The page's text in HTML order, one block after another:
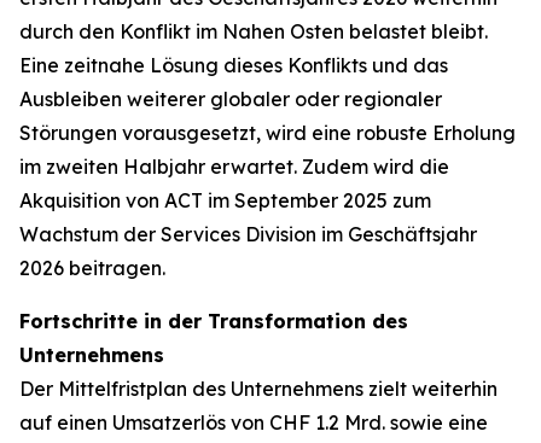
durch den Konflikt im Nahen Osten belastet bleibt.
Eine zeitnahe Lösung dieses Konflikts und das
Ausbleiben weiterer globaler oder regionaler
Störungen vorausgesetzt, wird eine robuste Erholung
im zweiten Halbjahr erwartet. Zudem wird die
Akquisition von ACT im September 2025 zum
Wachstum der Services Division im Geschäftsjahr
2026 beitragen.
Fortschritte in der Transformation des
Unternehmens
Der Mittelfristplan des Unternehmens zielt weiterhin
auf einen Umsatzerlös von CHF 1.2 Mrd. sowie eine